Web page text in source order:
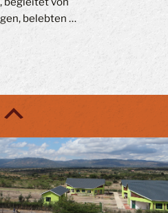
belebten …